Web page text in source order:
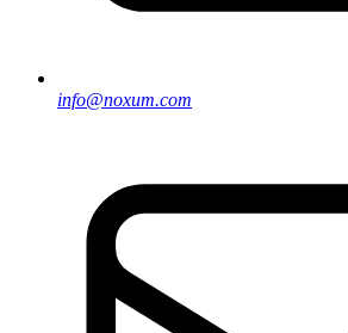
info@noxum.com